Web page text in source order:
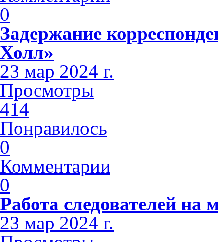
0
Задержание
Холл»
23 мар 2024 г.
Просмотры
414
Понравилось
0
Комментарии
0
Работа следователей на
23 мар 2024 г.